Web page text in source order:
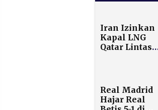
Iran Izinkan
Kapal LNG
Qatar Lintas
Jawaban
Proposal
Damai
Real Madrid
Hajar Real